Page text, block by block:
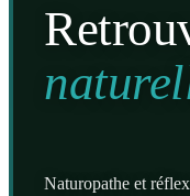
Naturopathe et